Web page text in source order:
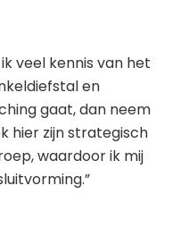
veel kennis van het
en
gaat, dan neem
hier zijn strategisch
waardoor ik mij